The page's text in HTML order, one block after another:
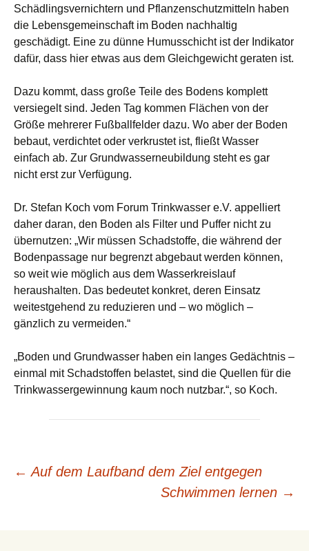
Schädlingsvernichtern und Pflanzenschutzmitteln haben
die Lebensgemeinschaft im Boden nachhaltig
geschädigt. Eine zu dünne Humusschicht ist der Indikator
dafür, dass hier etwas aus dem Gleichgewicht geraten ist.
Dazu kommt, dass große Teile des Bodens komplett
versiegelt sind. Jeden Tag kommen Flächen von der
Größe mehrerer Fußballfelder dazu. Wo aber der Boden
bebaut, verdichtet oder verkrustet ist, fließt Wasser
einfach ab. Zur Grundwasserneubildung steht es gar
nicht erst zur Verfügung.
Dr. Stefan Koch vom Forum Trinkwasser e.V. appelliert
daher daran, den Boden als Filter und Puffer nicht zu
übernutzen: „Wir müssen Schadstoffe, die während der
Bodenpassage nur begrenzt abgebaut werden können,
so weit wie möglich aus dem Wasserkreislauf
heraushalten. Das bedeutet konkret, deren Einsatz
weitestgehend zu reduzieren und – wo möglich –
gänzlich zu vermeiden.“
„Boden und Grundwasser haben ein langes Gedächtnis –
einmal mit Schadstoffen belastet, sind die Quellen für die
Trinkwassergewinnung kaum noch nutzbar.“, so Koch.
Beitrags-
← Auf dem Laufband dem Ziel entgegen
Schwimmen lernen →